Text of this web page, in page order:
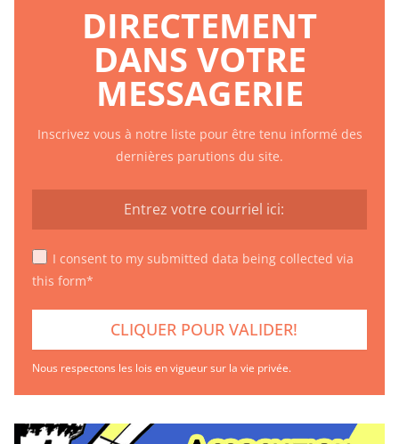
DIRECTEMENT
DANS VOTRE
MESSAGERIE
Inscrivez vous à notre liste pour être tenu informé des
dernières parutions du site.
I consent to my submitted data being collected via
this form*
Nous respectons les lois en vigueur sur la vie privée.